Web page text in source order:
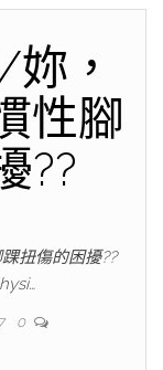
，
性腳
??
扭傷的困擾??
0